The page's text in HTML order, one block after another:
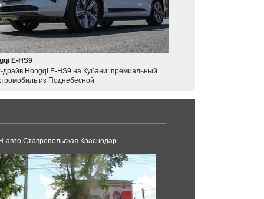
E-HS9
драйв Hongqi E-HS9 на Кубани: премиальный
из Поднебесной
авто Ставропольская Краснодар.